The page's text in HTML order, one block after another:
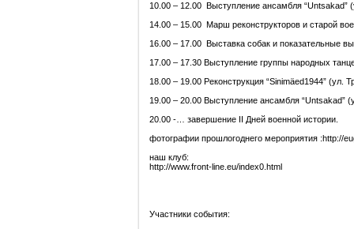
10.00 – 12.00 Выступление ансамбля “Untsakad”
14.00 – 15.00 Марш реконструкторов и старой
16.00 – 17.00 Выставка собак и показательные
17.00 – 17.30 Выступление группы народных
18.00 – 19.00 Реконструкция “Sinimäed1944” (ул.
19.00 – 20.00 Выступление ансамбля “Untsakad”
20.00 -… завершение II Дней военной истории.
фотографии прошлогоднего мероприятия :http://
наш клуб:
http://www.front-line.eu/index0.html
Участники события: